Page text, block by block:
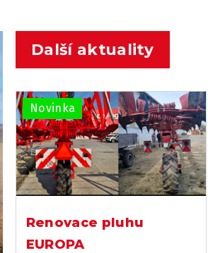
Další aktuality
Novinka
Renovace pluhu
EUROPA